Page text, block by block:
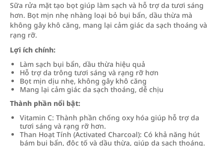
Sữa rửa mặt tạo bọt giúp làm sạch và hỗ trợ da tươi sáng
hơn. Bọt mịn nhẹ nhàng loại bỏ bụi bẩn, dầu thừa mà
không gây khô căng, mang lại cảm giác da sạch thoáng và
rạng rỡ.
Lợi ích chính:
Làm sạch bụi bẩn, dầu thừa hiệu quả
Hỗ trợ da trông tươi sáng và rạng rỡ hơn
Bọt mịn dịu nhẹ, không gây khô căng
Mang lại cảm giác da sạch thoáng, dễ chịu
Thành phần nổi bật:
Vitamin C: Thành phần chống oxy hóa giúp hỗ trợ da
tươi sáng và rạng rỡ hơn.
Than Hoạt Tính (Activated Charcoal): Có khả năng hút
bám bụi bẩn, độc tố và dầu thừa, giúp da sạch thoáng.